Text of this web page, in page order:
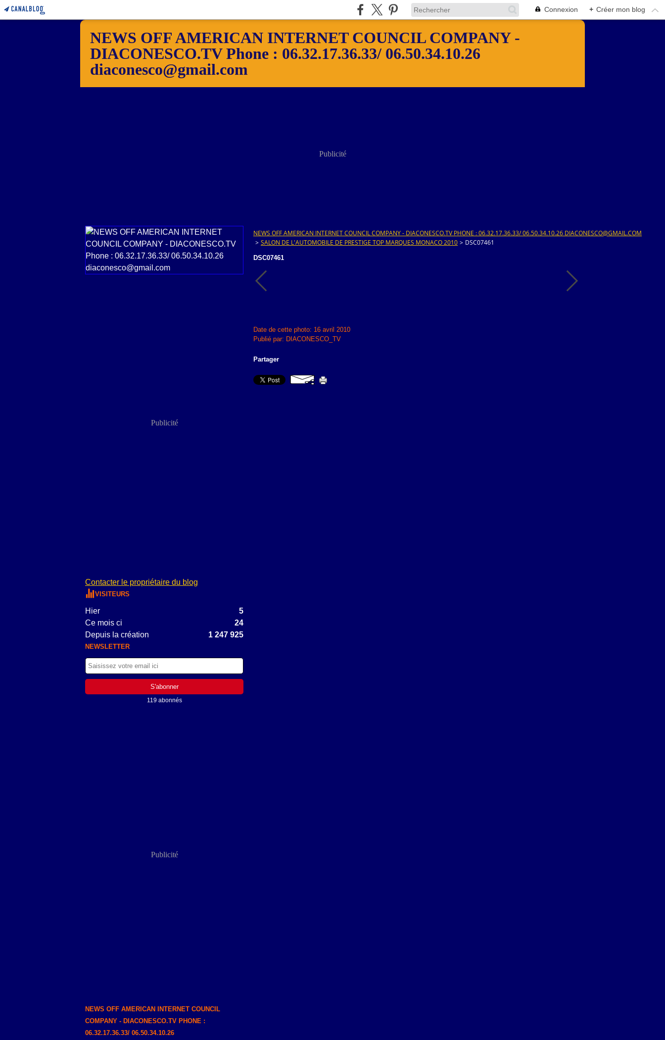
Connexion + Créer mon blog
NEWS OFF AMERICAN INTERNET COUNCIL COMPANY -
DIACONESCO.TV Phone : 06.32.17.36.33/ 06.50.34.10.26
diaconesco@gmail.com
Publicité
Publicité
Contacter le propriétaire du blog
VISITEURS
Hier
5
Ce mois ci
24
Depuis la création
1 247 925
NEWSLETTER
119 abonnés
Publicité
NEWS OFF AMERICAN INTERNET COUNCIL
COMPANY - DIACONESCO.TV PHONE :
06.32.17.36.33/ 06.50.34.10.26
NEWS OFF AMERICAN INTERNET COUNCIL COMPANY - DIACONESCO.TV PHONE : 06.32.17.36.33/ 06.50.34.10.26 DIACONESCO@GMAIL.COM
> SALON DE L'AUTOMOBILE DE PRESTIGE TOP MARQUES MONACO 2010 > DSC07461
DSC07461
Date de cette photo: 16 avril 2010
Publié par: DIACONESCO_TV
Partager